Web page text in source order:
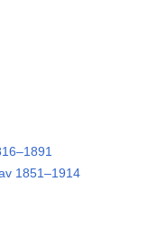
1851–1914